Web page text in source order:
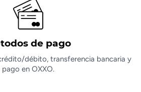
de pago
débito, transferencia bancaria y
pago en OXXO.